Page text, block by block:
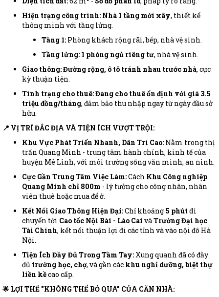
Hiện trạng công trình: Nhà 1 tầng mới xây, thiết kế
thông minh với tầng lửng.
Tầng 1: Phòng khách rộng rãi, bếp, nhà vệ sinh.
Tầng lửng: 1 phòng ngủ riêng tư, nhà vệ sinh.
Giao thông:Đường rộng, ô tô tránh nhau trước nhà, cực
kỳ thuận tiện.
Tình trạng cho thuê:Đang cho thuê ổn định với giá 3.5
triệu đồng/tháng, đảm bảo thu nhập ngay từ ngày đầu sở
hữu.
📍 VỊ TRÍ ĐẮC ĐỊA VÀ TIỆN ÍCH VƯỢT TRỘI:
Khu Vực Phát Triển Nhanh, Dân Trí Cao: Nằm trong thị
trấn Quang Minh - trung tâm hành chính, kinh tế của
huyện Mê Linh, với môi trường sống văn minh, an ninh.
Cực Gần Trung Tâm Việc Làm:Cách Khu Công nghiệp
Quang Minh chỉ 800m - lý tưởng cho công nhân, nhân
viên thuê hoặc mua để ở.
Kết Nối Giao Thông Hiện Đại:Chỉ khoảng 5 phút di
chuyển tới Cao tốc Nội Bài - Lào Cai vàTrường Đại học
Tài Chính, kết nối thuận lợi đi các tỉnh và vào nội đô Hà
Nội.
Tiện Ích Đầy Đủ Trong Tầm Tay:Xung quanh đã có đầy
đủ trường học, chợ, và gần cáckhu nghỉ dưỡng, biệt thự
liền kềcao cấp.
🌟 LỢI THẾ "KHÔNG THỂ BỎ QUA" CỦA CĂN NHÀ: